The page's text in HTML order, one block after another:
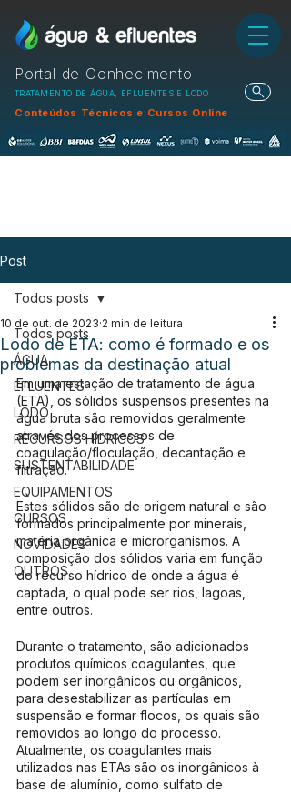
Portal de Conhecimento
TRATAMENTO DE ÁGUA, EFLUENTES E LODO
Conteúdos Técnicos e Cursos Online
Post
Todos posts
ÁGUA
EFLUENTES
LODO
RECURSOS HÍDRICOS
SUSTENTABILIDADE
EQUIPAMENTOS
CURSOS
NOVIDADES
OUTROS
Todos posts
Lodo de ETA: como é formado e os
problemas da destinação atual
10 de out. de 2023 2 min de leitura
Em uma estação de tratamento de água
(ETA), os sólidos suspensos presentes na
água bruta são removidos geralmente
através dos processos de
coagulação/floculação, decantação e
filtração.
Estes sólidos são de origem natural e são
formados principalmente por minerais,
matéria orgânica e microrganismos. A
composição dos sólidos varia em função
do recurso hídrico de onde a água é
captada, o qual pode ser rios, lagoas,
entre outros.
Durante o tratamento, são adicionados
produtos químicos coagulantes, que
podem ser inorgânicos ou orgânicos,
para desestabilizar as partículas em
suspensão e formar flocos, os quais são
removidos ao longo do processo.
Atualmente, os coagulantes mais
utilizados nas ETAs são os inorgânicos à
base de alumínio, como sulfato de